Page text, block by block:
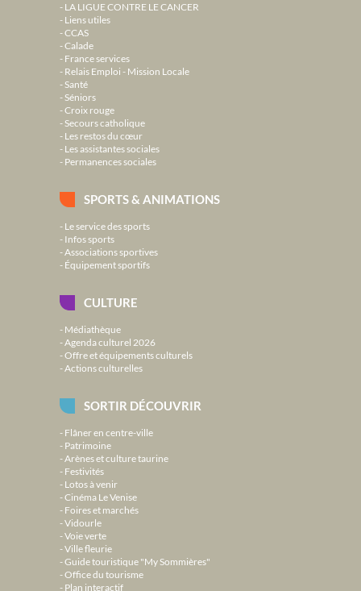
LA LIGUE CONTRE LE CANCER
Liens utiles
CCAS
Calade
France services
Relais Emploi - Mission Locale
Santé
Séniors
Croix rouge
Secours catholique
Les restos du cœur
Les assistantes sociales
Permanences sociales
SPORTS & ANIMATIONS
Le service des sports
Infos sports
Associations sportives
Équipement sportifs
CULTURE
Médiathèque
Agenda culturel 2026
Offre et équipements culturels
Actions culturelles
SORTIR DÉCOUVRIR
Flâner en centre-ville
Patrimoine
Arènes et culture taurine
Festivités
Lotos à venir
Cinéma Le Venise
Foires et marchés
Vidourle
Voie verte
Ville fleurie
Guide touristique "My Sommières"
Office du tourisme
Plan interactif